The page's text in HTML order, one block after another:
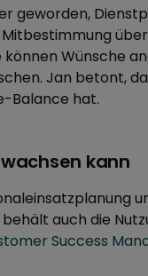
geworden,
Wünsche
Jan betont,
Balance hat.
kann
auch die
Success